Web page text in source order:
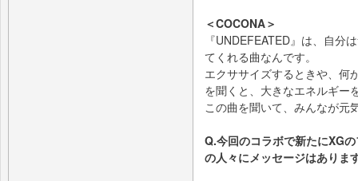
＜COCONA＞
『UNDEFEATED』は、自分
てくれる曲なんです。
エクササイズするときや、何
を聞くと、大きなエネルギー
この曲を聞いて、みんなが元
Q.今回のコラボで新たにXG
の人々にメッセージはありま